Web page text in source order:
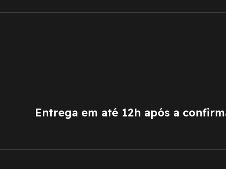
Entrega em até 12h após a